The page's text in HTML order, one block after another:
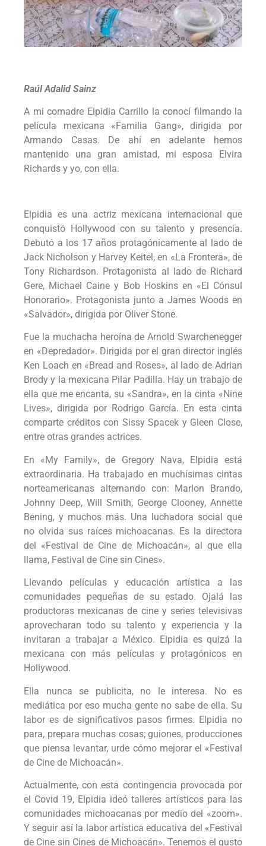
Raúl Adalid Sainz
A mi comadre Elpidia Carrillo la conocí filmando la
película mexicana «Familia Gang», dirigida por
Armando Casas. De ahí en adelante hemos
mantenido una gran amistad, mi esposa Elvira
Richards y yo, con ella.
Elpidia es una actriz mexicana internacional que
conquistó Hollywood con su talento y presencia.
Debutó a los 17 años protagónicamente al lado de
Jack Nicholson y Harvey Keitel, en «La Frontera», de
Tony Richardson. Protagonista al lado de Richard
Gere, Michael Caine y Bob Hoskins en «El Cónsul
Honorario». Protagonista junto a James Woods en
«Salvador», dirigida por Oliver Stone.
Fue la muchacha heroína de Arnold Swarchenegger
en «Depredador». Dirigida por el gran director inglés
Ken Loach en «Bread and Roses», al lado de Adrian
Brody y la mexicana Pilar Padilla. Hay un trabajo de
ella que me encanta, su «Sandra», en la cinta «Nine
Lives», dirigida por Rodrigo García. En esta cinta
comparte créditos con Sissy Spacek y Gleen Close,
entre otras grandes actrices.
En «My Family», de Gregory Nava, Elpidia está
extraordinaria. Ha trabajado en muchísimas cintas
norteamericanas alternando con: Marlon Brando,
Johnny Deep, Will Smith, George Clooney, Annette
Bening, y muchos más. Una luchadora social que
no olvida sus raíces michoacanas. Es la directora
del «Festival de Cine de Michoacán», al que ella
llama, Festival de Cine sin Cines».
Llevando películas y educación artística a las
comunidades pequeñas de su estado. Ojalá las
productoras mexicanas de cine y series televisivas
aprovecharan todo su talento y experiencia y la
invitaran a trabajar a México. Elpidia es quizá la
mexicana con más películas y protagónicos en
Hollywood.
Ella nunca se publicita, no le interesa. No es
mediática por eso mucha gente no sabe de ella. Su
labor es de significativos pasos firmes. Elpidia no
para, prepara muchas cosas; guiones, producciones
que piensa levantar, urde cómo mejorar el «Festival
de Cine de Michoacán».
Actualmente, con esta contingencia provocada por
el Covid 19, Elpidia ideó talleres artísticos para las
comunidades michoacanas por medio del «zoom».
Y seguir así la labor artística educativa del «Festival
de Cine sin Cines de Michoacán». Tenemos el gusto